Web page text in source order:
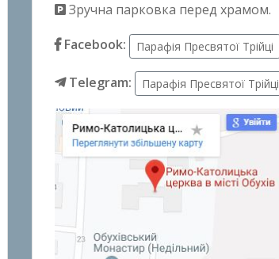
Зручна парковка перед храмом.
Facebook:
Парафія Пресвятої Трійці
Telegram: Парафія Пресвятої Трійці